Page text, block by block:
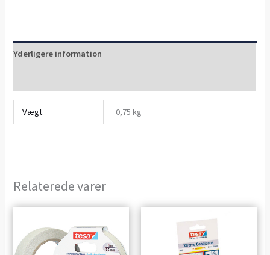
Yderligere information
Vægt 0,75 kg
Relaterede varer